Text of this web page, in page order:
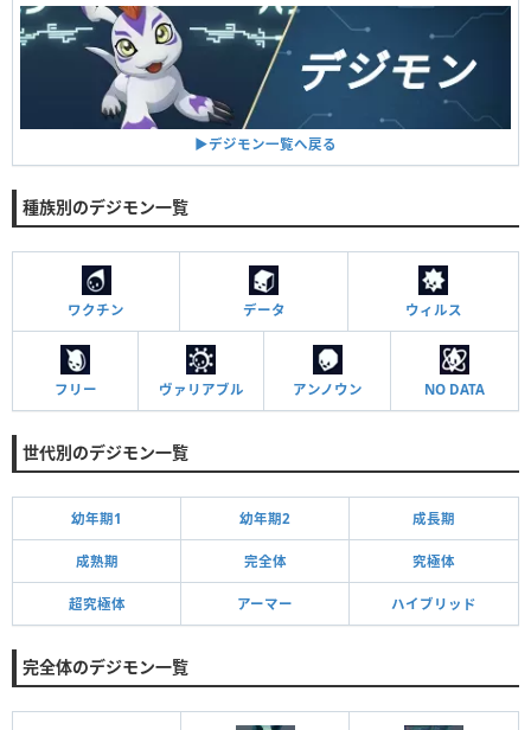
▶︎デジモン一覧へ戻る
種族別のデジモン一覧
ワクチン データ ウィルス
フリー ヴァリアブル アンノウン NO DATA
世代別のデジモン一覧
幼年期1 幼年期2 成長期
成熟期 完全体 究極体
超究極体 アーマー ハイブリッド
完全体のデジモン一覧